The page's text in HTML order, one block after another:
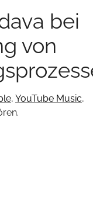
bei
von
, YouTube Music,